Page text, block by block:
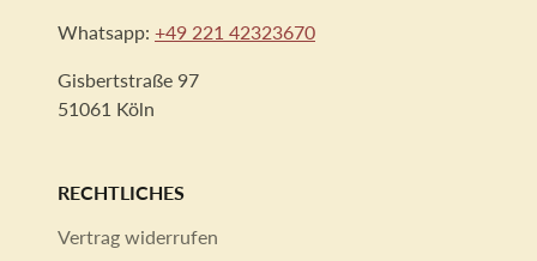
Whatsapp: +49 221 42323670
Gisbertstraße 97
51061 Köln
RECHTLICHES
Vertrag widerrufen